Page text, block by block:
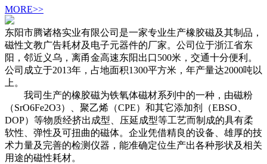
MORE>>
东阳市腾诸格实业有限公司是一家专业生产橡胶磁及其制品，
磁性文教广告耗材及电子元器件的厂家。公司位于浙江省东
阳，邻近义乌，离甬金高速东阳出口500米，交通十分便利。
公司成立于2013年，占地面积1300平方米，年产量达2000吨以
上。
我司生产的橡胶磁为铁氧体磁材系列中的一种，由磁粉
（SrO6Fe2O3）、聚乙烯（CPE）和其它添加剂（EBSO、
DOP）等物质经挤出成型、压延成型等工艺而制成的具有柔
软性、弹性及可扭曲的磁体。企业凭借精良的设备、雄厚的技
术力量及完善的检测仪器，能准确定位生产出各种形状及相关
用途的磁性耗材。